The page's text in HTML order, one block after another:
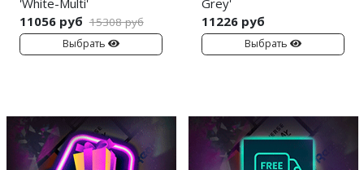
'White-Multi'
11056 руб 15308 руб
Выбрать
Grey'
11226 руб
Выбрать